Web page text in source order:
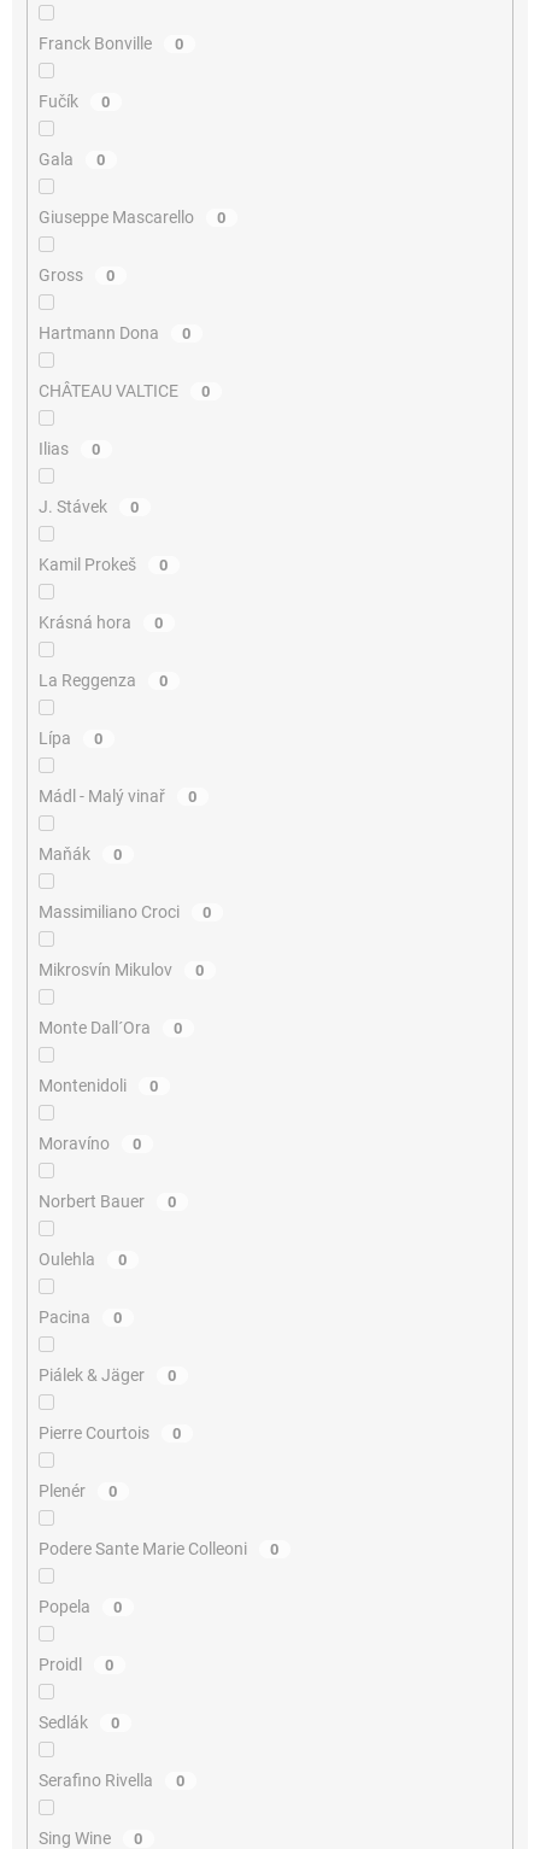
Franck Bonville 0
Fučík 0
Gala 0
Giuseppe Mascarello 0
Gross 0
Hartmann Dona 0
CHÂTEAU VALTICE 0
Ilias 0
J. Stávek 0
Kamil Prokeš 0
Krásná hora 0
La Reggenza 0
Lípa 0
Mádl - Malý vinař 0
Maňák 0
Massimiliano Croci 0
Mikrosvín Mikulov 0
Monte Dall´Ora 0
Montenidoli 0
Moravíno 0
Norbert Bauer 0
Oulehla 0
Pacina 0
Piálek & Jäger 0
Pierre Courtois 0
Plenér 0
Podere Sante Marie Colleoni 0
Popela 0
Proidl 0
Sedlák 0
Serafino Rivella 0
Sing Wine 0